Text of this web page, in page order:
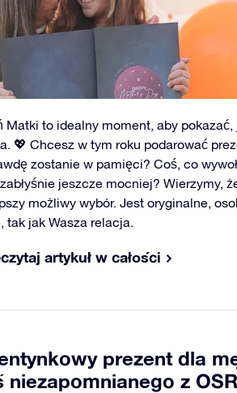
Matki to idealny moment, aby
💖 Chcesz w tym roku podarować
zostanie w pamięci? Coś, co
jeszcze mocniej? Wierzymy,
możliwy wybór. Jest oryginalne,
tak jak Wasza relacja.
artykuł w całości
prezent dla
niezapomnianego z OSR